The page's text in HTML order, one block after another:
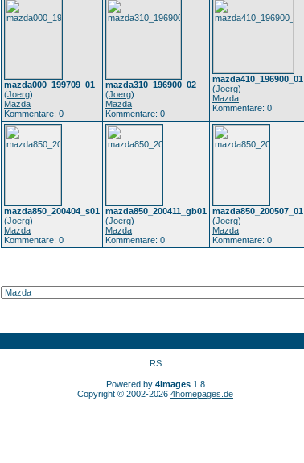
mazda000_199709_01
(Joerg)
Mazda
Kommentare: 0
mazda310_196900_02
(Joerg)
Mazda
Kommentare: 0
mazda410_196900_01
(Joerg)
Mazda
Kommentare: 0
mazda850_200404_s01
(Joerg)
Mazda
Kommentare: 0
mazda850_200411_gb01
(Joerg)
Mazda
Kommentare: 0
mazda850_200507_01
(Joerg)
Mazda
Kommentare: 0
Powered by 4images1.8
Copyright © 2002-2026 4homepages.de